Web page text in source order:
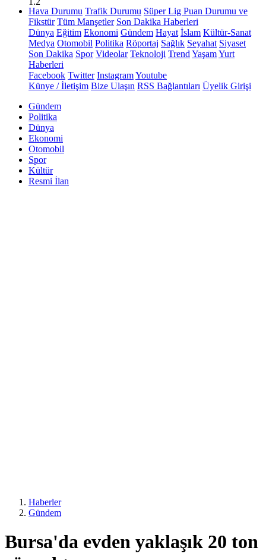
Hava Durumu Trafik Durumu Süper Lig Puan Durumu ve
Fikstür Tüm Manşetler Son Dakika Haberleri
Dünya Eğitim Ekonomi Gündem Hayat İslam Kültür-Sanat
Medya Otomobil Politika Röportaj Sağlık Seyahat Siyaset
Son Dakika Spor Videolar Teknoloji Trend YaşamYurt
Haberleri
Facebook Twitter InstagramYoutube
Künye / İletişim Bize Ulaşın RSS Bağlantıları Üyelik Girişi
Gündem
Politika
Dünya
Ekonomi
Otomobil
Spor
Kültür
Resmi İlan
Haberler
Gündem
Bursa'da evden yaklaşık 20 ton